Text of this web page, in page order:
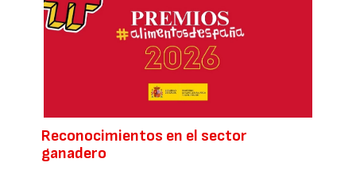
Reconocimientos en el sector
ganadero